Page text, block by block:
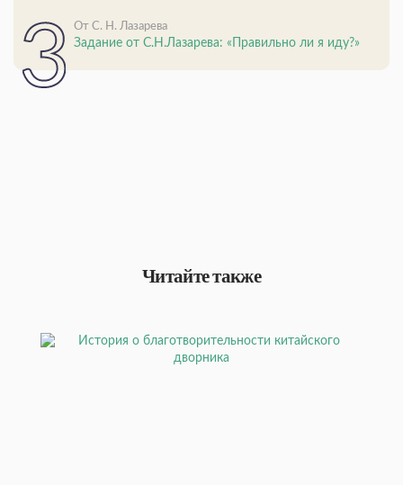
От С. Н. Лазарева
Задание от С.Н.Лазарева: «Правильно ли я иду?»
Читайте также